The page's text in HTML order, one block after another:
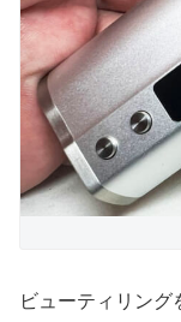
ビューティリング